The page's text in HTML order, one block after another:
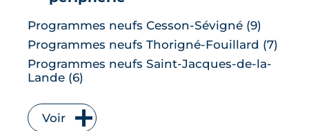
Programmes neufs Cesson-Sévigné (9)
Programmes neufs Thorigné-Fouillard (7)
Programmes neufs Saint-Jacques-de-la-
Lande (6)
Programmes neufs Bruz (5)
Voir